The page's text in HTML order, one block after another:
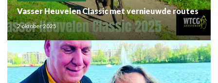
Vasser Heuvelen Classic met vernieuwde routes
2 oktober 2025